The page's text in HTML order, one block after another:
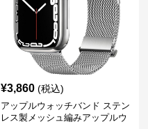
¥3,860 (税込)
アップルウォッチバンド ステン
レス製メッシュ編みアップルウ